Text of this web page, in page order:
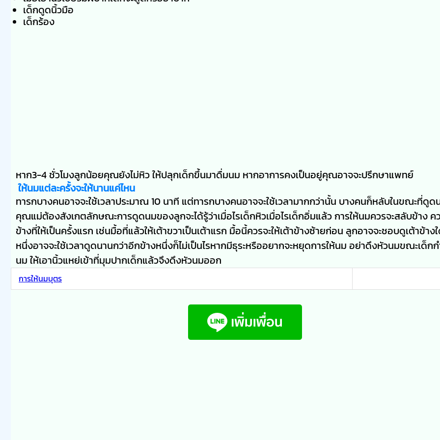
เด็กดูดนิ้วมือ
เด็กร้อง
หาก3-4 ชั่วโมงลูกน้อยคุณยังไม่หิว ให้ปลุกเด็กขึ้นมาดื่มนม หากอาการคงเป็นอยู่คุณอาจจะปรึกษาแพทย์
ให้นมแต่ละครั้งจะให้นานแค่ไหน
ทารกบางคนอาจจะใช้เวลาประมาณ 10 นาที แต่ทารกบางคนอาจจะใช้เวลามากกว่านั้น บางคนก็หลับในขณะที่ดู
คุณแม่ต้องสังเกตลักษณะการดูดนมของลูกจะได้รู้ว่าเมื่อไรเด็กหิวเมื่อไรเด็กอิ่มแล้ว การให้นมควรจะสลับข้าง ค
ข้างที่ให้เป็นครั้งแรก เช่นมื้อที่แล้วให้เต้าขวาเป็นเต้าแรก มื้อนี้ควรจะให้เต้าข้างซ้ายก่อน ลูกอาจจะชอบดูเต้าข้าง
หนึ่งอาจจะใช้เวลาดูดนานกว่าอีกข้างหนึ่งก็ไม่เป็นไรหากมีธุระหรืออยากจะหยุดการให้นม อย่าดึงหัวนมขณะเด็ก
นม ให้เอานิ้วแหย่เข้าที่มุมปากเด็กแล้วจึงดึงหัวนมออก
การให้นมบุตร